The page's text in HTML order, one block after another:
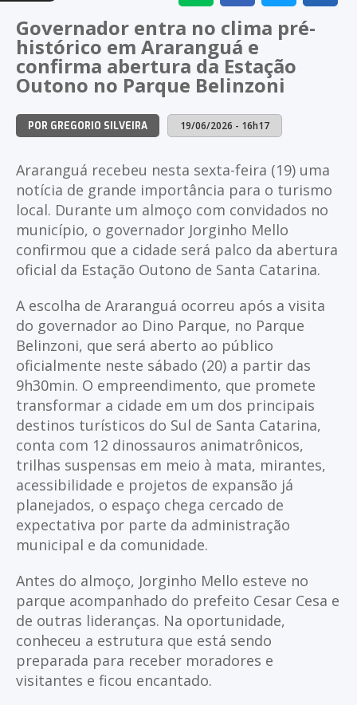
NO
WHATSAPP
NO
FACEBOOK
NO
TWITTER
Governador entra no clima pré-
histórico em Araranguá e
confirma abertura da Estação
Outono no Parque Belinzoni
POR GREGORIO SILVEIRA 19/06/2026 - 16h17
Araranguá recebeu nesta sexta-feira (19) uma
notícia de grande importância para o turismo
local. Durante um almoço com convidados no
município, o governador Jorginho Mello
confirmou que a cidade será palco da abertura
oficial da Estação Outono de Santa Catarina.
A escolha de Araranguá ocorreu após a visita
do governador ao Dino Parque, no Parque
Belinzoni, que será aberto ao público
oficialmente neste sábado (20) a partir das
9h30min. O empreendimento, que promete
transformar a cidade em um dos principais
destinos turísticos do Sul de Santa Catarina,
conta com 12 dinossauros animatrônicos,
trilhas suspensas em meio à mata, mirantes,
acessibilidade e projetos de expansão já
planejados, o espaço chega cercado de
expectativa por parte da administração
municipal e da comunidade.
Antes do almoço, Jorginho Mello esteve no
parque acompanhado do prefeito Cesar Cesa e
de outras lideranças. Na oportunidade,
conheceu a estrutura que está sendo
preparada para receber moradores e
visitantes e ficou encantado.